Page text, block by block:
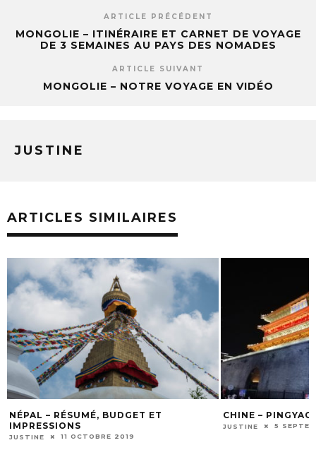
ARTICLE PRÉCÉDENT
MONGOLIE – ITINÉRAIRE ET CARNET DE VOYAGE
DE 3 SEMAINES AU PAYS DES NOMADES
ARTICLE SUIVANT
MONGOLIE – NOTRE VOYAGE EN VIDÉO
JUSTINE
ARTICLES SIMILAIRES
NÉPAL – RÉSUMÉ, BUDGET ET
IMPRESSIONS
JUSTINE 11 OCTOBRE 2019
CHINE – PINGYAO
JUSTINE 5